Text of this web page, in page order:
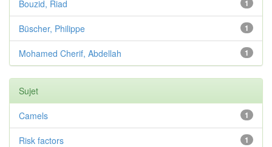
1
Bouzid, Riad
1
Büscher, Philippe
1
Mohamed Cherif, Abdellah
Sujet
1
Camels
1
Risk factors